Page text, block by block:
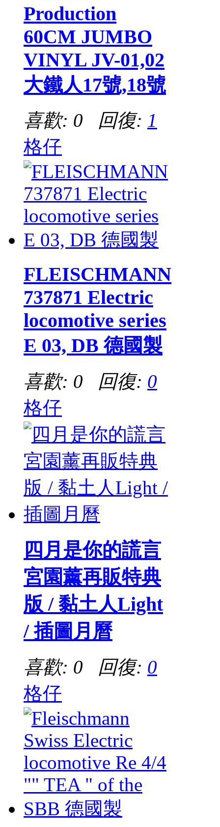
Production
60CM JUMBO
VINYL JV-01,02
大鐵人17號,18號
喜歡: 0 回復: 1
格仔
FLEISCHMANN
737871 Electric
locomotive series
E 03, DB 德國製
喜歡: 0 回復: 0
格仔
四月是你的謊言
宮園薰再販特典
版 / 黏土人Light
/ 插圖月曆
喜歡: 0 回復: 0
格仔